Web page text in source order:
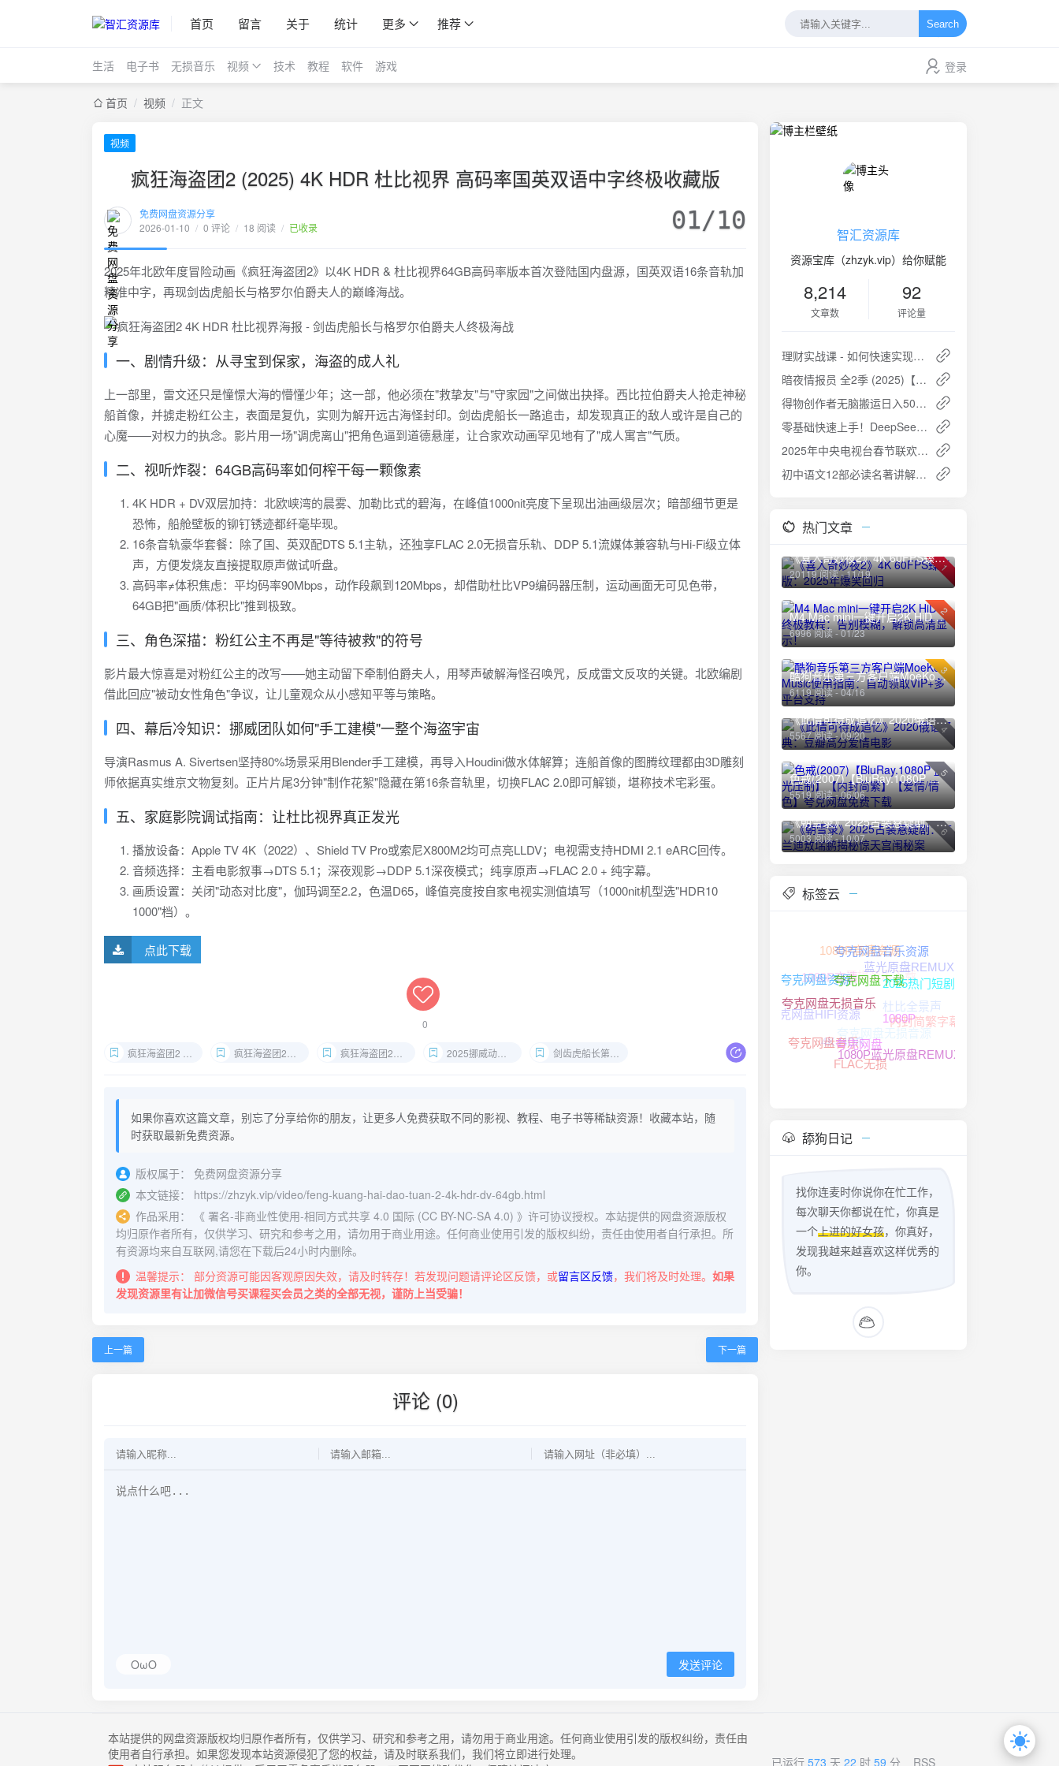
首页 留言 关于 统计 更多 推荐 Search
生活 电子书 无损音乐 视频 技术 教程 软件 游戏 登录
首页 / 视频 / 正文
视频
疯狂海盗团2 (2025) 4K HDR 杜比视界 高码率国英双语中字终极收藏版
免费网盘资源分享
2026-01-10 / 0 评论 / 18 阅读 / 已收录 01/10
2025年北欧年度冒险动画《疯狂海盗团2》以4K HDR & 杜比视界64GB高码率版本首次登陆国内盘源，国英双语16条音轨加
精准中字，再现剑齿虎船长与格罗尔伯爵夫人的巅峰海战。
一、剧情升级：从寻宝到保家，海盗的成人礼
上一部里，雷文还只是憧憬大海的懵懂少年；这一部，他必须在"救挚友"与"守家园"之间做出抉择。西比拉伯爵夫人抢走神秘
船首像，并掳走粉红公主，表面是复仇，实则为解开远古海怪封印。剑齿虎船长一路追击，却发现真正的敌人或许是自己的
心魔——对权力的执念。影片用一场"调虎离山"把角色逼到道德悬崖，让合家欢动画罕见地有了"成人寓言"气质。
二、视听炸裂：64GB高码率如何榨干每一颗像素
4K HDR + DV双层加持：北欧峡湾的晨雾、加勒比式的碧海，在峰值1000nit亮度下呈现出油画级层次；暗部细节更是
恐怖，船舱壁板的铆钉锈迹都纤毫毕现。
16条音轨豪华套餐：除了国、英双配DTS 5.1主轨，还独享FLAC 2.0无损音乐轨、DDP 5.1流媒体兼容轨与Hi-Fi级立体
声，方便发烧友直接提取原声做试听盘。
高码率≠体积焦虑：平均码率90Mbps，动作段飙到120Mbps，却借助杜比VP9编码器压制，运动画面无可见色带，
64GB把"画质/体积比"推到极致。
三、角色深描：粉红公主不再是"等待被救"的符号
影片最大惊喜是对粉红公主的改写——她主动留下牵制伯爵夫人，用琴声破解海怪召唤咒，反成雷文反攻的关键。北欧编剧
借此回应"被动女性角色"争议，让儿童观众从小感知平等与策略。
四、幕后冷知识：挪威团队如何"手工建模"一整个海盗宇宙
导演Rasmus A. Sivertsen坚持80%场景采用Blender手工建模，再导入Houdini做水体解算；连船首像的图腾纹理都由3D雕刻
师依据真实维京文物复刻。正片片尾3分钟"制作花絮"隐藏在第16条音轨里，切换FLAC 2.0即可解锁，堪称技术宅彩蛋。
五、家庭影院调试指南：让杜比视界真正发光
播放设备：Apple TV 4K（2022）、Shield TV Pro或索尼X800M2均可点亮LLDV；电视需支持HDMI 2.1 eARC回传。
音频选择：主看电影叙事→DTS 5.1；深夜观影→DDP 5.1深夜模式；纯享原声→FLAC 2.0 + 纯字幕。
画质设置：关闭"动态对比度"，伽玛调至2.2，色温D65，峰值亮度按自家电视实测值填写（1000nit机型选"HDR10
1000"档）。
点此下载
0
疯狂海盗团2 4K蓝光原盘下载 疯狂海盗团2杜比视界版资源 疯狂海盗团2国语配音音轨 2025挪威动画电影4K HDR 剑齿虎船长第二部高清收藏版
如果你喜欢这篇文章，别忘了分享给你的朋友，让更多人免费获取不同的影视、教程、电子书等稀缺资源！收藏本站，随
时获取最新免费资源。
版权属于：
免费网盘资源分享
本文链接：
https://zhzyk.vip/video/feng-kuang-hai-dao-tuan-2-4k-hdr-dv-64gb.html
作品采用：
《 署名-非商业性使用-相同方式共享 4.0 国际 (CC BY-NC-SA 4.0) 》许可协议授权。本站提供的网盘资源版权
均归原作者所有，仅供学习、研究和参考之用，请勿用于商业用途。任何商业使用引发的版权纠纷，责任由使用者自行承担。所
有资源均来自互联网,请您在下载后24小时内删除。
温馨提示：
部分资源可能因客观原因失效，请及时转存！若发现问题请评论区反馈，或留言区反馈，我们将及时处理。 如果
发现资源里有让加微信号买课程买会员之类的全部无视，谨防上当受骗！
上一篇 下一篇
评论 (0)
OωO 发送评论
智汇资源库
资源宝库（zhzyk.vip）给你赋能
8,214
文章数
92
评论量
理财实战课 - 如何快速实现0-30万原始财富积累
暗夜情报员 全2季 (2025)【1080P】【内嵌中英字幕】剧情/动作/惊悚
得物创作者无脑搬运日入500+：小白也能轻松上手
零基础快速上手！DeepSeek 网页版AI工具使用图文指南
2025年中央电视台春节联欢晚会（1080p 60FPS）高清资源分享
初中语文12部必读名著讲解课：深入理解文学经典
热门文章
1
《喜人奇妙夜2》4K 60FPS臻彩版：2025年爆笑回归
20119 阅读 - 11/19
2
M4 Mac mini一键开启2K HiDPI终极教程：告别模糊，解锁高清显示！
6996 阅读 - 01/23
3
酷狗音乐第三方客户端MoeKoe Music使用指南：自动领取VIP+多平台支持
6119 阅读 - 04/16
4
《此情可待成追忆》2020俄语经典：豆瓣高分爱情电影
5567 阅读 - 09/20
5
色戒(2007)【BluRay.1080P 蓝光压制】【内封简繁】【爱情/情色】夸克网盘免费下载
5519 阅读 - 06/06
6
《朝雪录》2025古装悬疑剧：李兰迪敖瑞鹏揭秘惊天宫闱秘案
5003 阅读 - 10/07
标签云
夸克网盘资源
夸克网盘无损音乐
夸克网盘下载
夸克网盘音乐资源
1080P高清资源
1080P高清
夸克网盘HIFI资源
夸克网盘音乐
夸克网盘
1080P
2025热门短剧
蓝光原盘REMUX
无损音乐下载
中文字幕
4K HDR
FLAC无损
1080P蓝光原盘REMUX
内封简繁字幕
杜比全景声
夸克网盘无损音源
舔狗日记
找你连麦时你说你在忙工作，
每次聊天你都说在忙，你真是
一个上进的好女孩，你真好，
发现我越来越喜欢这样优秀的
你。
本站提供的网盘资源版权均归原作者所有，仅供学习、研究和参考之用，请勿用于商业用途。任何商业使用引发的版权纠纷，责任由
使用者自行承担。如果您发现本站资源侵犯了您的权益，请及时联系我们，我们将立即进行处理。
已运行573 天22 时59 分 RSS